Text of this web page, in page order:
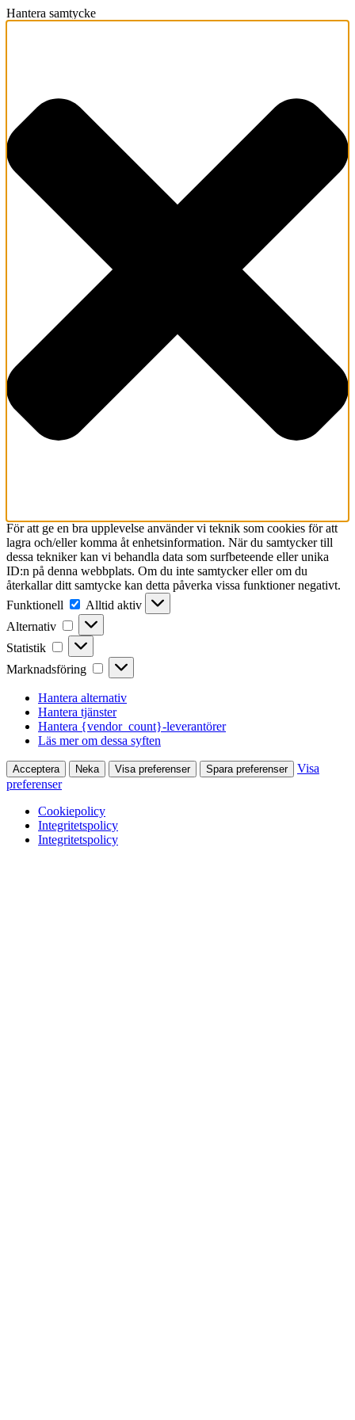
Hantera samtycke
För att ge en bra upplevelse använder vi teknik som cookies för att
lagra och/eller komma åt enhetsinformation. När du samtycker till
dessa tekniker kan vi behandla data som surfbeteende eller unika
ID:n på denna webbplats. Om du inte samtycker eller om du
återkallar ditt samtycke kan detta påverka vissa funktioner negativt.
Funktionell
Funktionell
Alltid aktiv
Alternativ
Alternativ
Statistik Statistik
Marknadsföring Marknadsföring
Hantera alternativ
Hantera tjänster
Hantera {vendor_count}-leverantörer
Läs mer om dessa syften
Acceptera Neka Visa preferenser Spara preferenser
Visa
preferenser
Cookiepolicy
Integritetspolicy
Integritetspolicy